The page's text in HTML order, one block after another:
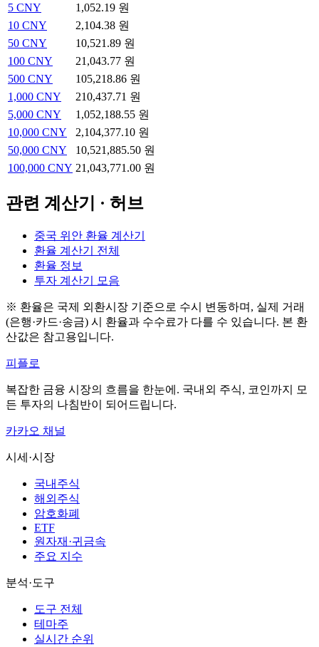
5 CNY
1,052.19 원
10 CNY
2,104.38 원
50 CNY
10,521.89 원
100 CNY
21,043.77 원
500 CNY
105,218.86 원
1,000 CNY
210,437.71 원
5,000 CNY
1,052,188.55 원
10,000 CNY
2,104,377.10 원
50,000 CNY
10,521,885.50 원
100,000 CNY 21,043,771.00 원
관련 계산기 · 허브
중국 위안 환율 계산기
환율 계산기 전체
환율 정보
투자 계산기 모음
※ 환율은 국제 외환시장 기준으로 수시 변동하며, 실제 거래
(은행·카드·송금) 시 환율과 수수료가 다를 수 있습니다. 본 환
산값은 참고용입니다.
피플로
복잡한 금융 시장의 흐름을 한눈에. 국내외 주식, 코인까지 모
든 투자의 나침반이 되어드립니다.
카카오 채널
시세·시장
국내주식
해외주식
암호화폐
ETF
원자재·귀금속
주요 지수
분석·도구
도구 전체
테마주
실시간 순위